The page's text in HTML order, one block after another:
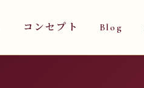
コンセプト Blog